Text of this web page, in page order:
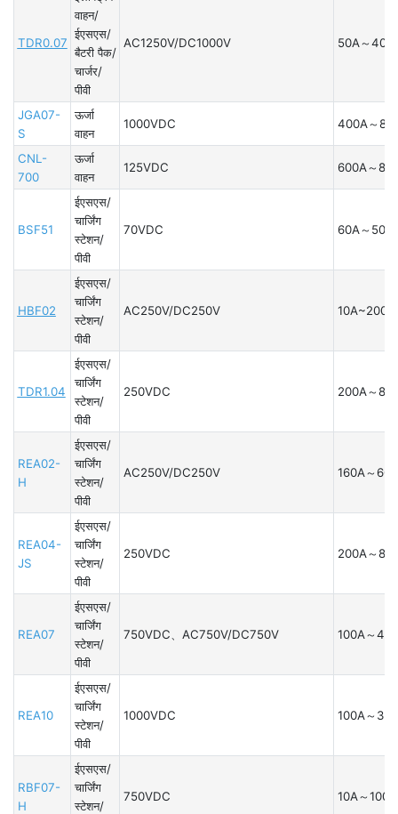
TDR0.07
वाहन/
ईएसएस/
बैटरी पैक/
चार्जर/
पीवी
AC1250V/DC1000V 50A～
JGA07-
S
ऊर्जा
वाहन
1000VDC 400A～
CNL-
700
ऊर्जा
वाहन
125VDC 600A～
BSF51
ईएसएस/
चार्जिंग
स्टेशन/
पीवी
70VDC 60A～
HBF02
ईएसएस/
चार्जिंग
स्टेशन/
पीवी
AC250V/DC250V 10A~200A
TDR1.04
ईएसएस/
चार्जिंग
स्टेशन/
पीवी
250VDC 200A～
REA02-
H
ईएसएस/
चार्जिंग
स्टेशन/
पीवी
AC250V/DC250V 160A～
REA04-
JS
ईएसएस/
चार्जिंग
स्टेशन/
पीवी
250VDC 200A～
REA07
ईएसएस/
चार्जिंग
स्टेशन/
पीवी
750VDC、AC750V/DC750V 100A～
REA10
ईएसएस/
चार्जिंग
स्टेशन/
पीवी
1000VDC 100A～
RBF07-
H
ईएसएस/
चार्जिंग
स्टेशन/
750VDC 10A～100A